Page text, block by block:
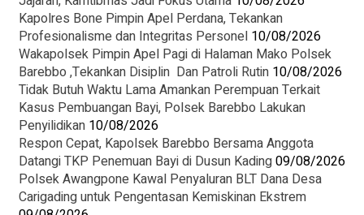
Kapolres Bone Pimpin Apel Perdana, Tekankan
Profesionalisme dan Integritas Personel 10/08/2026
Wakapolsek Pimpin Apel Pagi di Halaman Mako Polsek
Barebbo ,Tekankan Disiplin Dan Patroli Rutin 10/08/2026
Tidak Butuh Waktu Lama Amankan Perempuan Terkait
Kasus Pembuangan Bayi, Polsek Barebbo Lakukan
Penyilidikan 10/08/2026
Respon Cepat, Kapolsek Barebbo Bersama Anggota
Datangi TKP Penemuan Bayi di Dusun Kading09/08/2026
‎Polsek Awangpone Kawal Penyaluran BLT Dana Desa
Carigading untuk Pengentasan Kemiskinan Ekstrem